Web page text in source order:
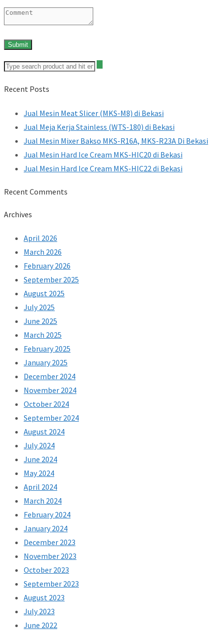
Recent Posts
Jual Mesin Meat Slicer (MKS-M8) di Bekasi
Jual Meja Kerja Stainless (WTS-180) di Bekasi
Jual Mesin Mixer Bakso MKS-R16A, MKS-R23A Di Bekasi
Jual Mesin Hard Ice Cream MKS-HIC20 di Bekasi
Jual Mesin Hard Ice Cream MKS-HIC22 di Bekasi
Recent Comments
Archives
April 2026
March 2026
February 2026
September 2025
August 2025
July 2025
June 2025
March 2025
February 2025
January 2025
December 2024
November 2024
October 2024
September 2024
August 2024
July 2024
June 2024
May 2024
April 2024
March 2024
February 2024
January 2024
December 2023
November 2023
October 2023
September 2023
August 2023
July 2023
June 2022